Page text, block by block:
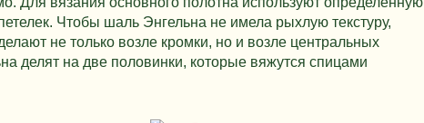
Чтобы шаль Энгельна не имела рыхлую текстуру,
не только возле кромки, но и возле центральных
делят на две половинки, которые вяжутся спицами